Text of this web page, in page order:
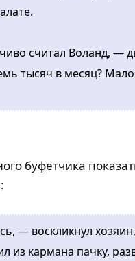
считал Воланд, —
тысяч в месяц?
буфетчика
— воскликнул
из кармана пачку,